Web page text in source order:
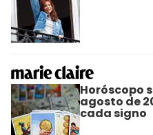
Horóscopo
agosto de
cada signo